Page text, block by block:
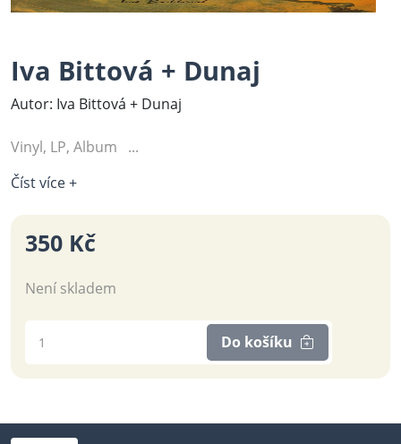
Iva Bittová + Dunaj
Autor: Iva Bittová + Dunaj
Vinyl, LP, Album ...
Číst více +
350 Kč
Není skladem
Do košíku